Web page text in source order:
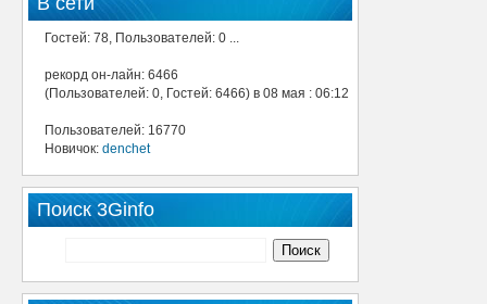
Гостей: 78, Пользователей: 0 ...
рекорд он-лайн: 6466
(Пользователей: 0, Гостей: 6466) в 08 мая : 06:12
Пользователей: 16770
Новичок: denchet
Поиск 3Ginfo